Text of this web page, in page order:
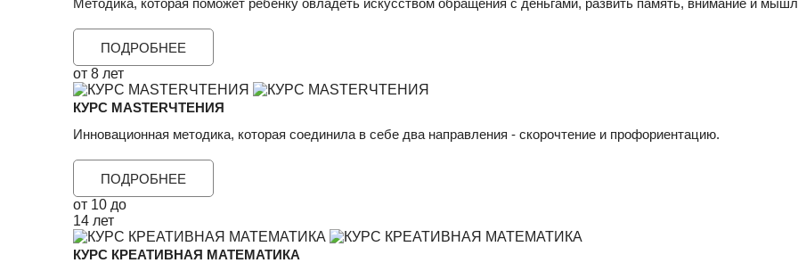
Методика, которая поможет ребенку овладеть искусством обращения с деньгами, развить память, внимание и
ПОДРОБНЕЕ
от 8 лет
КУРС MASTERЧТЕНИЯ
Инновационная методика, которая соединила в себе два направления - скорочтение и профориентацию.
ПОДРОБНЕЕ
от 10 до
14 лет
КУРС КРЕАТИВНАЯ МАТЕМАТИКА